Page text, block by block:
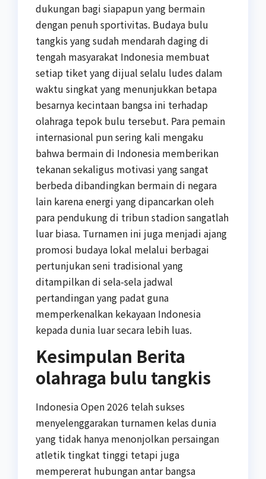
dukungan bagi siapapun yang bermain
dengan penuh sportivitas. Budaya bulu
tangkis yang sudah mendarah daging di
tengah masyarakat Indonesia membuat
setiap tiket yang dijual selalu ludes dalam
waktu singkat yang menunjukkan betapa
besarnya kecintaan bangsa ini terhadap
olahraga tepok bulu tersebut. Para pemain
internasional pun sering kali mengaku
bahwa bermain di Indonesia memberikan
tekanan sekaligus motivasi yang sangat
berbeda dibandingkan bermain di negara
lain karena energi yang dipancarkan oleh
para pendukung di tribun stadion sangatlah
luar biasa. Turnamen ini juga menjadi ajang
promosi budaya lokal melalui berbagai
pertunjukan seni tradisional yang
ditampilkan di sela-sela jadwal
pertandingan yang padat guna
memperkenalkan kekayaan Indonesia
kepada dunia luar secara lebih luas.
Kesimpulan Berita
olahraga bulu tangkis
Indonesia Open 2026 telah sukses
menyelenggarakan turnamen kelas dunia
yang tidak hanya menonjolkan persaingan
atletik tingkat tinggi tetapi juga
mempererat hubungan antar bangsa